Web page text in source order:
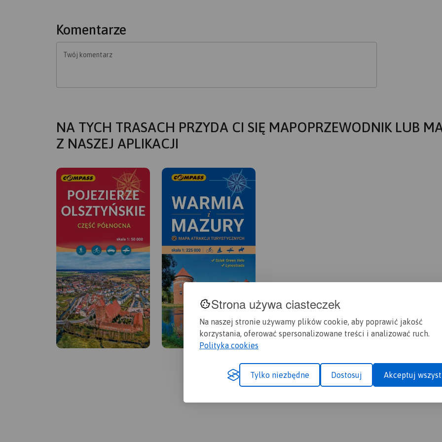
Strona używa ciasteczek
Na naszej stronie używamy plików cookie, aby poprawić jakość
korzystania, oferować spersonalizowane treści i analizować ruch.
Polityka cookies
Tylko niezbędne Dostosuj Akceptuj
Komentarze
Twój komentarz
NA TYCH TRASACH PRZYDA CI SIĘ MAPOPRZEWODNIK LUB
Z NASZEJ APLIKACJI